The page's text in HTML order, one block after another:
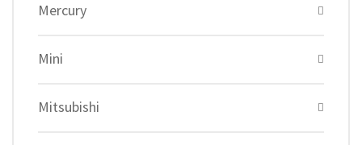
Mercury
Mini
Mitsubishi